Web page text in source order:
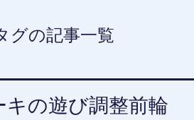
グの記事一覧
キの遊び調整前輪